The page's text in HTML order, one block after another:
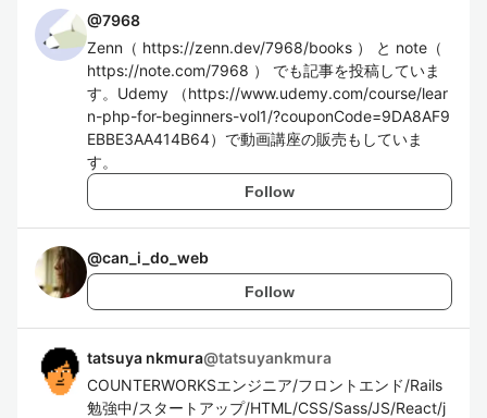
@7968
Zenn（ https://zenn.dev/7968/books ） と note（
https://note.com/7968 ） でも記事を投稿していま
す。Udemy （https://www.udemy.com/course/lear
n-php-for-beginners-vol1/?couponCode=9DA8AF9
EBBE3AA414B64）で動画講座の販売もしていま
す。
Follow
@can_i_do_web
Follow
tatsuya nkmura@tatsuyankmura
COUNTERWORKSエンジニア/フロントエンド/Rails
勉強中/スタートアップ/HTML/CSS/Sass/JS/React/j